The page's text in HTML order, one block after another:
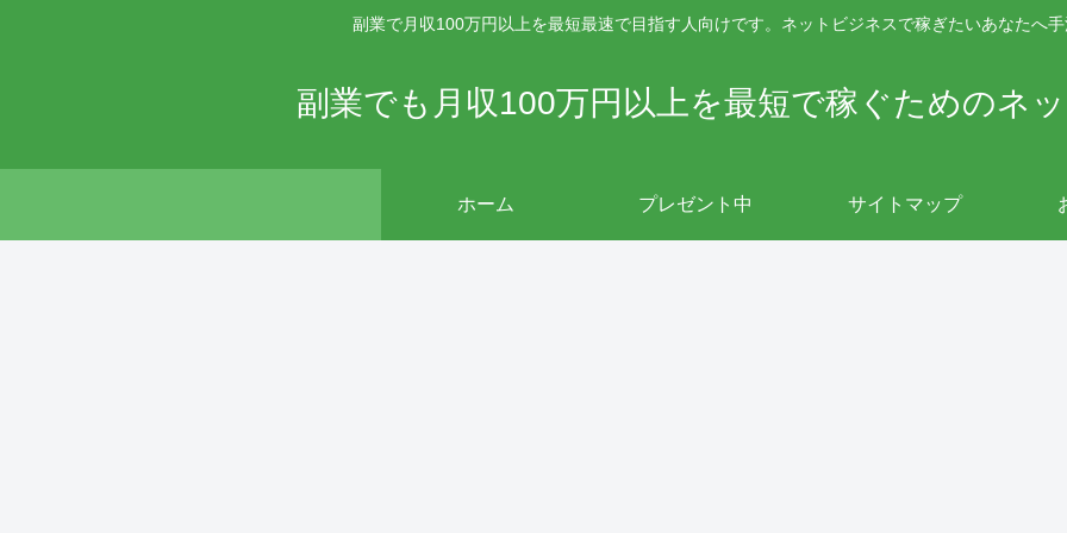
副業で月収100万円以上を最短最速で目指す人向けです。ネットビジネスで稼ぎたいあなたへ
副業でも月収100万円以上を最短で稼ぐためのネ
ホーム プレゼント中 サイトマップ